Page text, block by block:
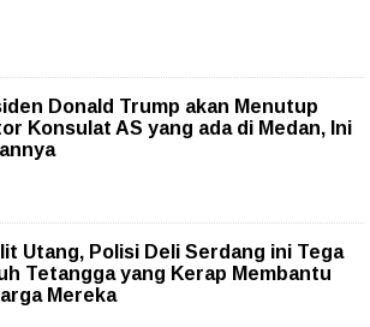
Donald Trump akan Menutup
Konsulat AS yang ada di Medan, Ini
Utang, Polisi Deli Serdang ini Tega
Tetangga yang Kerap Membantu
Mereka